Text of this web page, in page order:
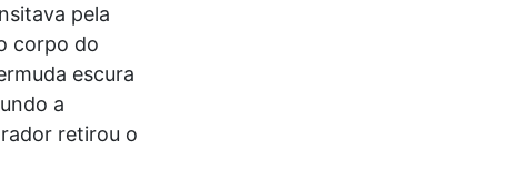
pela
corpo do
escura
a
retirou o